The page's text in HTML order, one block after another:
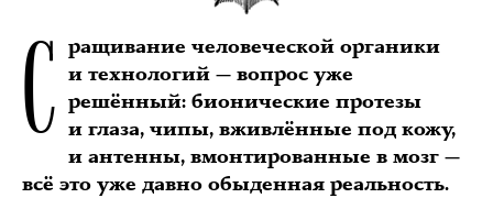
С ращивание человеческой органики
и технологий — вопрос уже
решённый: бионические протезы
и глаза, чипы, вживлённые под кожу,
и антенны, вмонтированные в мозг —
всё это уже давно обыденная реальность.